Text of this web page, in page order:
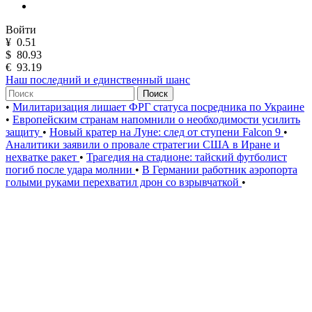
Войти
¥ 0.51
$ 80.93
€ 93.19
Наш последний и единственный шанс
Поиск
• Милитаризация лишает ФРГ статуса посредника по Украине
• Европейским странам напомнили о необходимости усилить
защиту • Новый кратер на Луне: след от ступени Falcon 9 •
Аналитики заявили о провале стратегии США в Иране и
нехватке ракет • Трагедия на стадионе: тайский футболист
погиб после удара молнии • В Германии работник аэропорта
голыми руками перехватил дрон со взрывчаткой •